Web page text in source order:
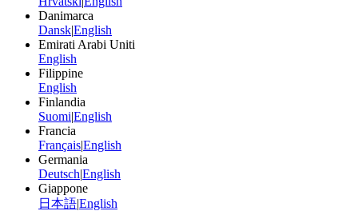
Danimarca
Dansk|English
Emirati Arabi Uniti
English
Filippine
English
Finlandia
Suomi|English
Francia
Français|English
Germania
Deutsch|English
Giappone
日本語|English